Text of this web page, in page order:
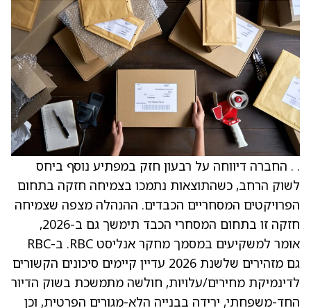
. . החברה דיווחה על רבעון חזק במפתיע נוסף ביחס
לשוק הרחב, כשהתוצאות נתמכו בצמיחה חזקה בתחום
הפרויקטים המסחריים הכבדים. ההנהלה מצפה שצמיחה
חזקה זו בתחום המסחרי הכבד תימשך גם ב-2026,
אומר למשקיעים במסמך מחקר אנליסט RBC. ב-RBC
גם מזהירים שלשנת 2026 עדיין קיימים סיכונים הקשורים
לדינמיקת מחירים/עלויות, חולשה מתמשכת בשוק הדיור
החד-משפחתי, ירידה בבנייה הלא-מגורים הפרטית, וכן